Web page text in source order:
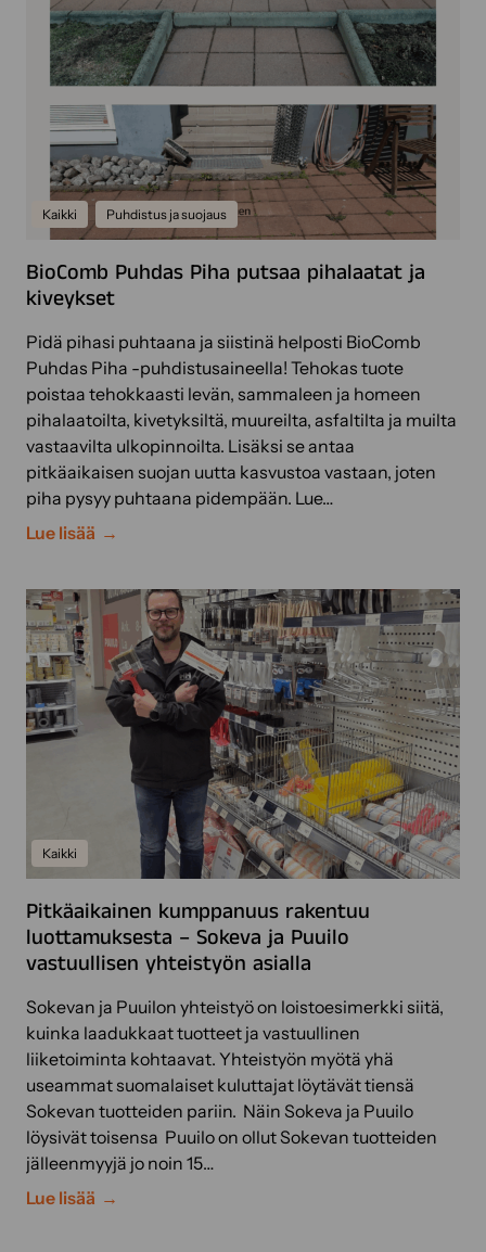
s
K
a
t
t
o
E
x
t
a
S
t
r
o
n
g
–
T
h
k
a
s
k
a
i
i
l
l
e
k
a
t
Kaikki Puhdistus ja suojaus
BioComb Puhdas Piha putsaa pihalaatat ja
kiveykset
Pidä pihasi puhtaana ja siistinä helposti BioComb
Puhdas Piha -puhdistusaineella! Tehokas tuote
poistaa tehokkaasti levän, sammaleen ja homeen
pihalaatoilta, kivetyksiltä, muureilta, asfaltilta ja muilta
vastaavilta ulkopinnoilta. Lisäksi se antaa
pitkäaikaisen suojan uutta kasvustoa vastaan, joten
piha pysyy puhtaana pidempään. Lue…
Lue lisää B
o
C
o
m
b
h
a
p
u
t
s
a
a
p
i
Kaikki
Pitkäaikainen kumppanuus rakentuu
luottamuksesta – Sokeva ja Puuilo
vastuullisen yhteistyön asialla
Sokevan ja Puuilon yhteistyö on loistoesimerkki siitä,
kuinka laadukkaat tuotteet ja vastuullinen
liiketoiminta kohtaavat. Yhteistyön myötä yhä
useammat suomalaiset kuluttajat löytävät tiensä
Sokevan tuotteiden pariin. Näin Sokeva ja Puuilo
löysivät toisensa Puuilo on ollut Sokevan tuotteiden
jälleenmyyjä jo noin 15…
Lue lisää P